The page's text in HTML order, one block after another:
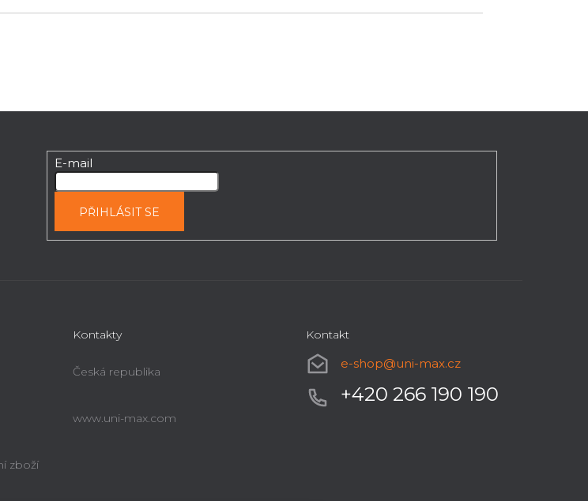
E-mail
PŘIHLÁSIT SE
zboží
Kontakty
Česká republika
www.uni-max.com
Kontakt
e-shop@uni-max.cz
+420 266 190 190